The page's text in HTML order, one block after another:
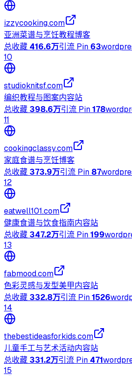
izzycooking.com
亚洲菜谱与烹饪教程博客
总收藏 416.6万引流 Pin 63
10
studioknitsf.com
编织教程与图案内容站
总收藏 398.6万引流 Pin178
11
cookingclassy.com
家庭食谱与烹饪博客
总收藏 373.9万引流 Pin 87
12
eatwell101.com
健康食谱与饮食指南内容站
总收藏 347.2万引流 Pin199
13
fabmood.com
色彩灵感与发型美甲内容站
总收藏 332.8万引流 Pin1526
14
thebestideasforkids.com
儿童手工与艺术活动内容站
总收藏 331.2万引流 Pin 471
15